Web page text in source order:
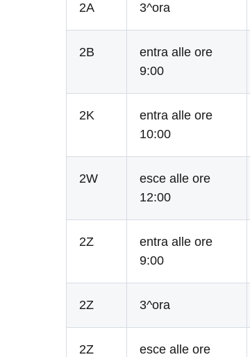
2A 3^ora
2B
entra alle ore
9:00
2K
entra alle ore
10:00
2W
esce alle ore
12:00
2Z
entra alle ore
9:00
2Z 3^ora
2Z
esce alle ore